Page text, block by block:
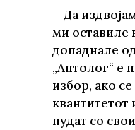
Да
ми оставиле
допаднале
„Антолог“ е
избор, ако
квантитетот
нудат со